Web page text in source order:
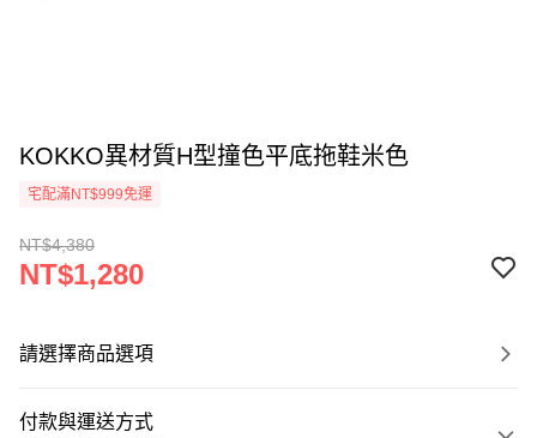
KOKKO異材質H型撞色平底拖鞋米色
宅配滿NT$999免運
NT$4,380
NT$1,280
請選擇商品選項
付款與運送方式